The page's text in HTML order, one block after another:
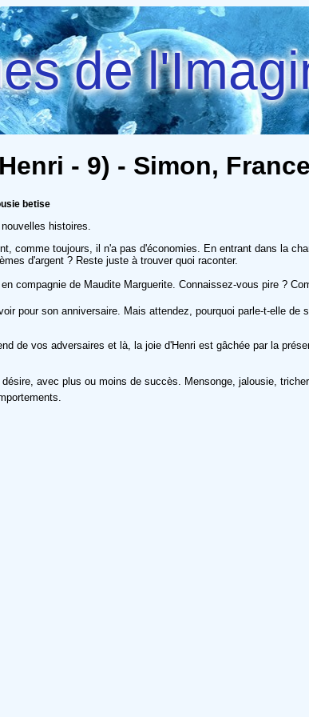
de
- 9) - Simon,
betise
histoires.
comme toujours, il n'a pas d'économies. En entrant dans la
d'argent ? Reste juste à trouver quoi raconter.
compagnie de Maudite Marguerite. Connaissez-vous pire ?
pour son anniversaire. Mais attendez, pourquoi parle-t-elle
de vos adversaires et là, la joie d'Henri est gâchée par la
avec plus ou moins de succès. Mensonge, jalousie,